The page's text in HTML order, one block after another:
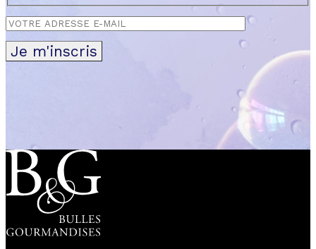
Je m'inscris